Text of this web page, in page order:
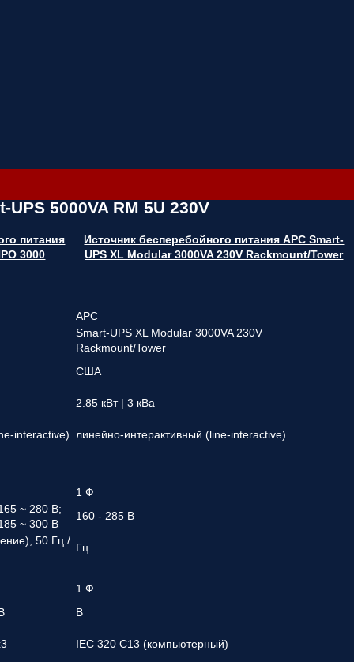
5000VA RM 5U 230V
питания
3000
Источник бесперебойного питания APC Smart-
UPS XL Modular 3000VA 230V Rackmount/Tower
APC
Smart-UPS XL Modular 3000VA 230V
Rackmount/Tower
США
2.85 кВт | 3 кВа
interactive)
линейно-интерактивный (line-interactive)
1 Ф
~ 280 В;
~ 300 В
160 - 285 В
50 Гц /
Гц
1 Ф
В
IEC 320 C13 (компьютерный)